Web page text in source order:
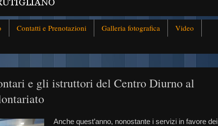
Contatti e Prenotazioni Galleria fotografica
Video
e gli istruttori del Centro Diurno al
Anche quest’anno, nonostante i servizi in favore dei